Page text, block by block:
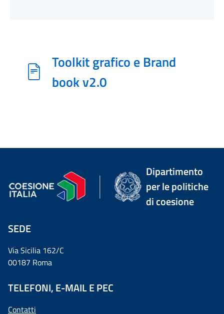
Toolkit grafico e Brand
book v2.0
Dipartimento
per le politiche
di coesione
SEDE
Via Sicilia 162/C
00187 Roma
TELEFONI, E-MAIL E PEC
Contatti